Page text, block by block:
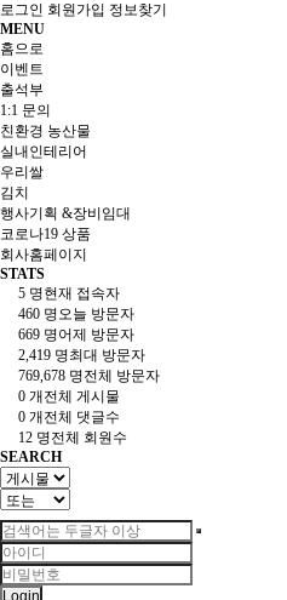
로그인 회원가입 정보찾기
MENU
홈으로
이벤트
출석부
1:1 문의
친환경 농산물
실내인테리어
우리쌀
김치
행사기획 &장비임대
코로나19 상품
회사홈페이지
STATS
5 명현재 접속자
460 명오늘 방문자
669 명어제 방문자
2,419 명최대 방문자
769,678 명전체 방문자
0 개 전체 게시물
0 개 전체 댓글수
12 명전체 회원수
SEARCH